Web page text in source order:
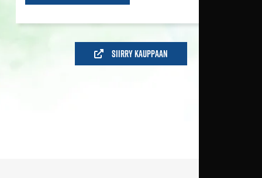
Siirry kauppaan